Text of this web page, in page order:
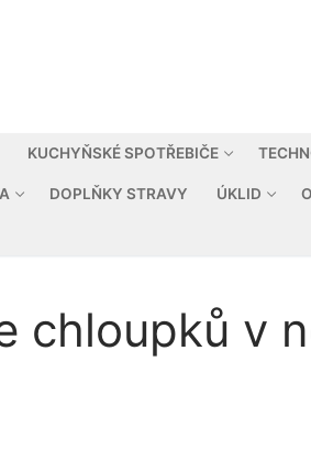
KUCHYŇSKÉ SPOTŘEBIČE
DOPLŇKY STRAVY ÚKLID
chloupků v